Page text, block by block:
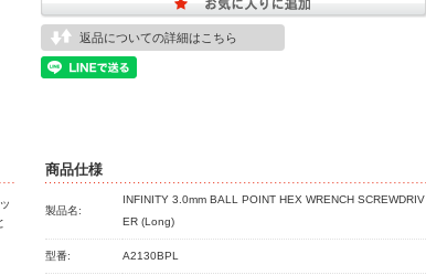
返品についての詳細はこちら
商品仕様
製品名:
INFINITY 3.0mm BALL POINT HEX WRENCH SCREWDRIV
ER (Long)
型番: A2130BPL